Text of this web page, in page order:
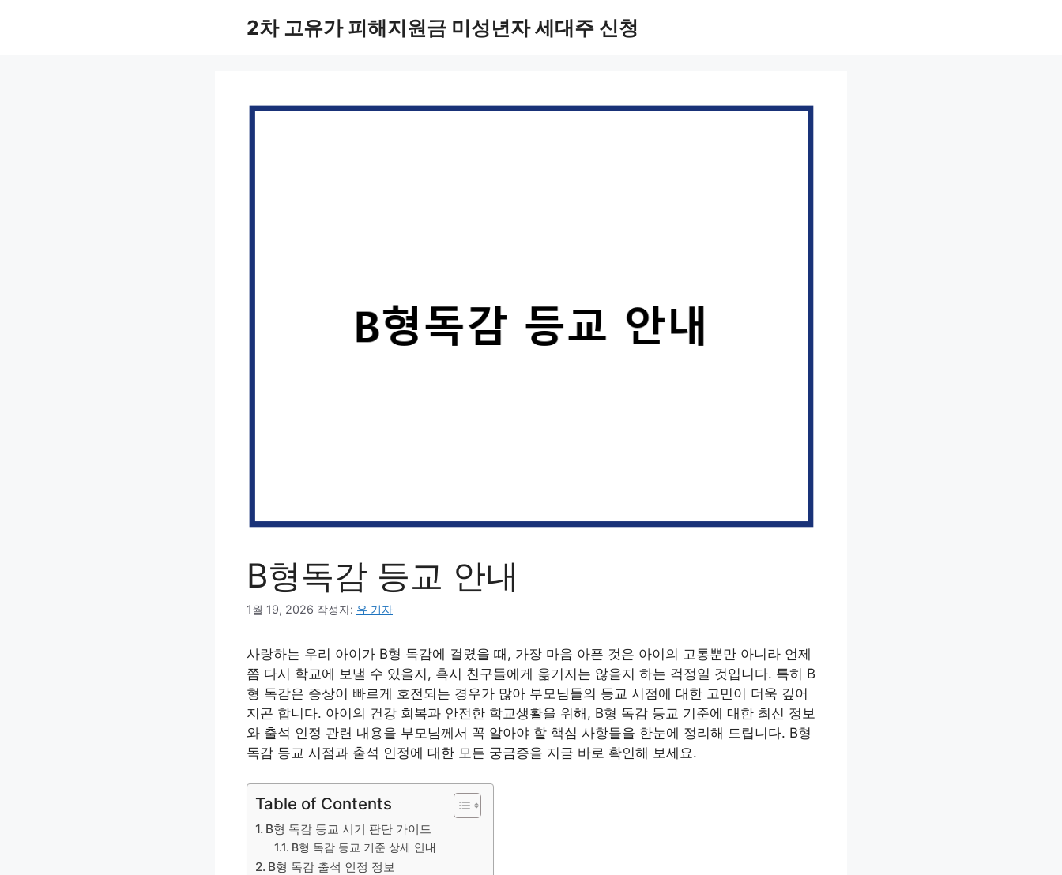
2차 고유가 피해지원금 미성년자 세대주 신청
B형독감 등교 안내
1월 19, 2026 작성자: 유 기자
사랑하는 우리 아이가 B형 독감에 걸렸을 때, 가장 마음 아픈 것은 아이의 고통뿐만 아니라 언제
쯤 다시 학교에 보낼 수 있을지, 혹시 친구들에게 옮기지는 않을지 하는 걱정일 것입니다. 특히 B
형 독감은 증상이 빠르게 호전되는 경우가 많아 부모님들의 등교 시점에 대한 고민이 더욱 깊어
지곤 합니다. 아이의 건강 회복과 안전한 학교생활을 위해, B형 독감 등교 기준에 대한 최신 정보
와 출석 인정 관련 내용을 부모님께서 꼭 알아야 할 핵심 사항들을 한눈에 정리해 드립니다. B형
독감 등교 시점과 출석 인정에 대한 모든 궁금증을 지금 바로 확인해 보세요.
Table of Contents
B형 독감 등교 시기 판단 가이드
B형 독감 등교 기준 상세 안내
B형 독감 출석 인정 정보